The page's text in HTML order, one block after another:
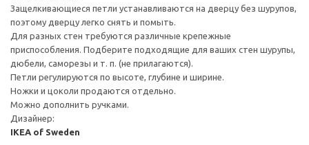
Защелкивающиеся петли устанавливаются на дверцу без шурупов,
поэтому дверцу легко снять и помыть.
Для разных стен требуются различные крепежные
приспособления. Подберите подходящие для ваших стен шурупы,
дюбели, саморезы и т. п. (не прилагаются).
Петли регулируются по высоте, глубине и ширине.
Ножки и цоколи продаются отдельно.
Можно дополнить ручками.
Дизайнер:
IKEA of Sweden